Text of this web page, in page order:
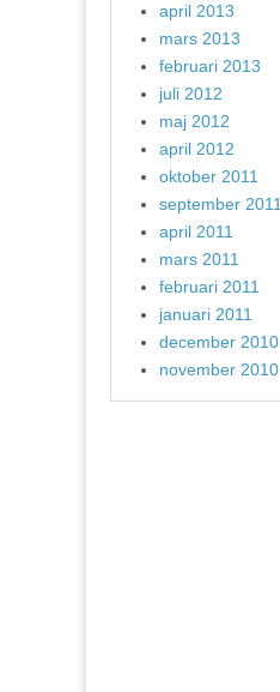
april 2013
mars 2013
februari 2013
juli 2012
maj 2012
april 2012
oktober 2011
september 2011
april 2011
mars 2011
februari 2011
januari 2011
december 2010
november 2010